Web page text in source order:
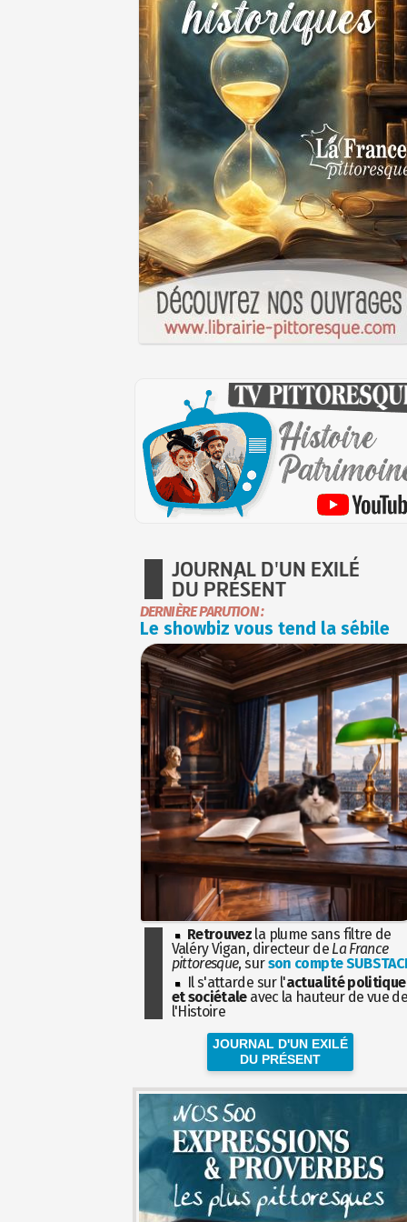
JOURNAL D'UN EXILÉ
DU PRÉSENT
DERNIÈRE PARUTION :
Le showbiz vous tend la sébile
Retrouvez la plume sans filtre de
Valéry Vigan, directeur de La France
pittoresque, surson compte
Il s'attarde sur l'actualité politique
et sociétaleavec la hauteur de vue
l'Histoire
JOURNAL D'UN EXILÉ
DU PRÉSENT